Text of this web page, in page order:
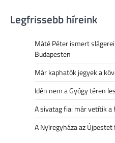
Legfrissebb híreink
Máté Péter ismert
Budapesten
Már kaphatók jegyek a
Idén nem a Gyógy téren
A sivatag fia: már vetítik a
A Nyíregyháza az